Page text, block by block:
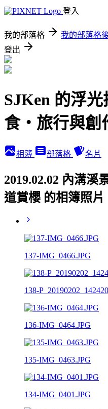
登入
我的部落格 我的部落格
登出
SJKen 的浮
食‧旅行與創
相簿 部落格 名片
2019.02.02 內溝溪
道賞櫻 的相簿照片
137-IMG_0466.JPG
138-
136-IMG_0464.JPG
135-IMG_0463.JPG
134-IMG_0401.JPG